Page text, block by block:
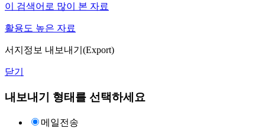
이 검색어로 많이 본 자료
활용도 높은 자료
서지정보 내보내기(Export)
닫기
내보내기 형태를 선택하세요
메일전송